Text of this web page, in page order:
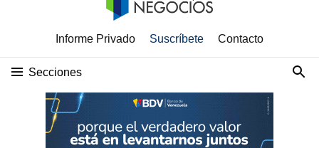
Informe Privado Suscríbete Contacto
Secciones